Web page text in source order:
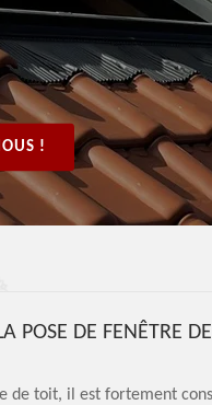
!
POSE DE FENÊTRE
de toit, il est fortement